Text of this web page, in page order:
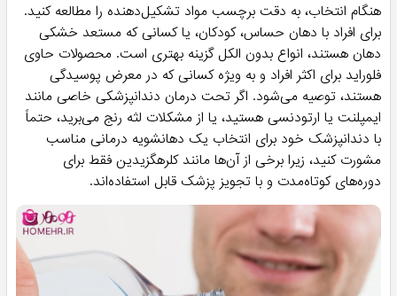
هنگام انتخاب، به دقت برچسب مواد تشکیل‌دهنده را مطالعه کنید.
برای افراد با دهان حساس، کودکان، یا کسانی که مستعد خشکی
دهان هستند، انواع بدون الکل گزینه بهتری است. محصولات حاوی
فلوراید برای اکثر افراد و به ویژه کسانی که در معرض پوسیدگی
هستند، توصیه می‌شود. اگر تحت درمان دندانپزشکی خاصی مانند
ایمپلنت یا ارتودنسی هستید، یا از مشکلات لثه رنج می‌برید، حتماً
با دندانپزشک خود برای انتخاب یک دهانشویه درمانی مناسب
مشورت کنید، زیرا برخی از آن‌ها مانند کلرهگزیدین فقط برای
دوره‌های کوتاه‌مدت و با تجویز پزشک قابل استفاده‌اند.